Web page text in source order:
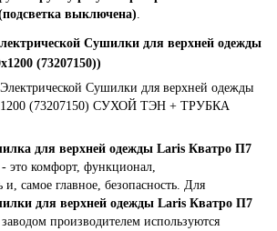
выключена)
Сушилки для верхней одежды
(73207150))
для верхней одежды Laris Кватро П7
- это комфорт, функционал,
и, самое главное, безопасность. Для
для верхней одежды Laris Кватро П7
заводом производителем используются